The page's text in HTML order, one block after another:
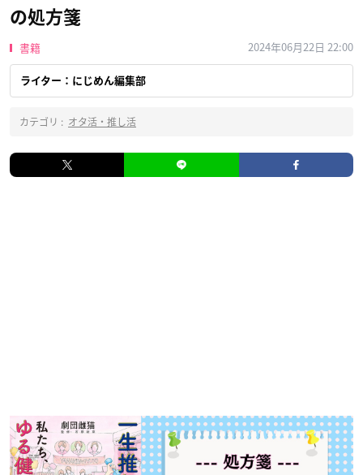
の処方箋
書籍 2024年06月22日 22:00
ライター：にじめん編集部
カテゴリ : オタ活・推し活